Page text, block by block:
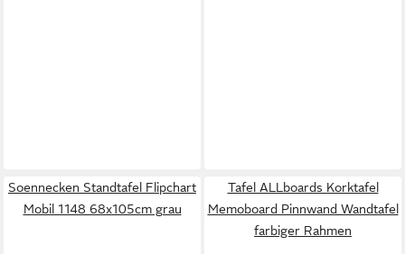
Soennecken Standtafel Flipchart
Mobil 1148 68x105cm grau
Tafel ALLboards Korktafel
Memoboard Pinnwand Wandtafel
farbiger Rahmen